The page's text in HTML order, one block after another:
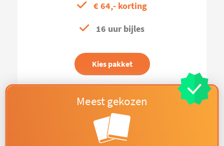
€ 64,- korting
16 uur bijles
Kies pakket